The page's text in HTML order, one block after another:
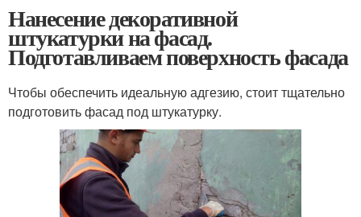
Нанесение декоративной
штукатурки на фасад.
Подготавливаем поверхность фасада
Чтобы обеспечить идеальную адгезию, стоит тщательно
подготовить фасад под штукатурку.